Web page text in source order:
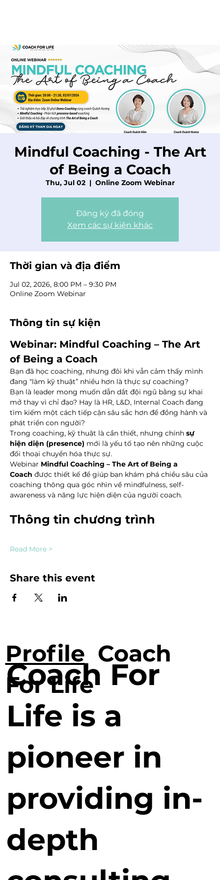
Mindful Coaching - The Art
of Being a Coach
Thu, Jul 02
  |
Online Zoom Webinar
Đăng ký đã đóng
Xem các sự kiện khác
Thời gian và địa điểm
Jul 02, 2026, 8:00 PM – 9:30 PM
Online Zoom Webinar
Thông tin sự kiện
Webinar: Mindful Coaching – The Art
of Being a Coach
Bạn đã học coaching, nhưng đôi khi vẫn cảm thấy mình
đang “làm kỹ thuật” nhiều hơn là thực sự coaching?
Bạn là leader mong muốn dẫn dắt đội ngũ bằng sự khai
mở thay vì chỉ đạo? Hay là HR, L&D, Internal Coach đang
tìm kiếm một cách tiếp cận sâu sắc hơn để đồng hành và
phát triển con người?
Trong coaching, kỹ thuật là cần thiết, nhưng chính sự
hiện diện (presence) mới là yếu tố tạo nên những cuộc
đối thoại chuyển hóa thực sự.
Webinar Mindful Coaching – The Art of Being a
Coach được thiết kế để giúp bạn khám phá chiều sâu của
coaching thông qua góc nhìn về mindfulness, self-
awareness và năng lực hiện diện của người coach.
Thông tin chương trình
Read More >
Share this event
Coach For
Life is a
pioneer in
providing in-
depth
Profile Coach
For Life